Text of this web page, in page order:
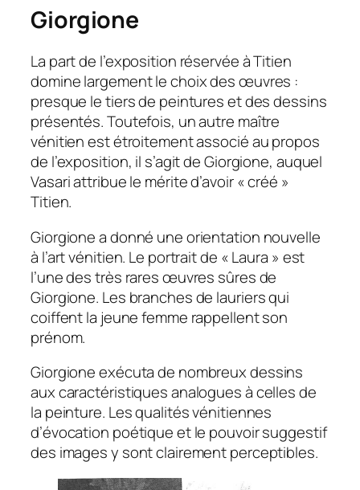
Giorgione
La part de l’exposition réservée à Titien
domine largement le choix des œuvres :
presque le tiers de peintures et des dessins
présentés. Toutefois, un autre maître
vénitien est étroitement associé au propos
de l’exposition, il s’agit de Giorgione, auquel
Vasari attribue le mérite d’avoir « créé »
Titien.
Giorgione a donné une orientation nouvelle
à l’art vénitien. Le portrait de « Laura » est
l’une des très rares œuvres sûres de
Giorgione. Les branches de lauriers qui
coiffent la jeune femme rappellent son
prénom.
Giorgione exécuta de nombreux dessins
aux caractéristiques analogues à celles de
la peinture. Les qualités vénitiennes
d’évocation poétique et le pouvoir suggestif
des images y sont clairement perceptibles.